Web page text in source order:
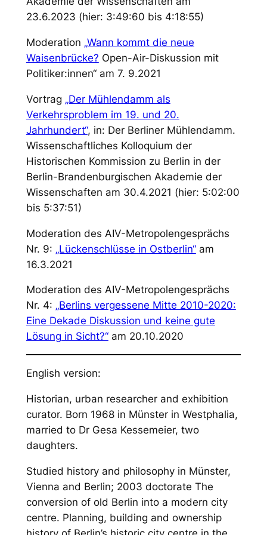
23.6.2023 (hier: 3:49:60 bis 4:18:55)
Moderation „Wann kommt die neue
Waisenbrücke? Open-Air-Diskussion mit
Politiker:innen“ am 7. 9.2021
Vortrag „Der Mühlendamm als
Verkehrsproblem im 19. und 20.
Jahrhundert“, in: Der Berliner Mühlendamm.
Wissenschaftliches Kolloquium der
Historischen Kommission zu Berlin in der
Berlin-Brandenburgischen Akademie der
Wissenschaften am 30.4.2021 (hier: 5:02:00
bis 5:37:51)
Moderation des AIV-Metropolengesprächs
Nr. 9: „Lückenschlüsse in Ostberlin“am
16.3.2021
Moderation des AIV-Metropolengesprächs
Nr. 4: „Berlins vergessene Mitte 2010-2020:
Eine Dekade Diskussion und keine gute
Lösung in Sicht?“am 20.10.2020
English version:
Historian, urban researcher and exhibition
curator. Born 1968 in Münster in Westphalia,
married to Dr Gesa Kessemeier, two
daughters.
Studied history and philosophy in Münster,
Vienna and Berlin; 2003 doctorate The
conversion of old Berlin into a modern city
centre. Planning, building and ownership